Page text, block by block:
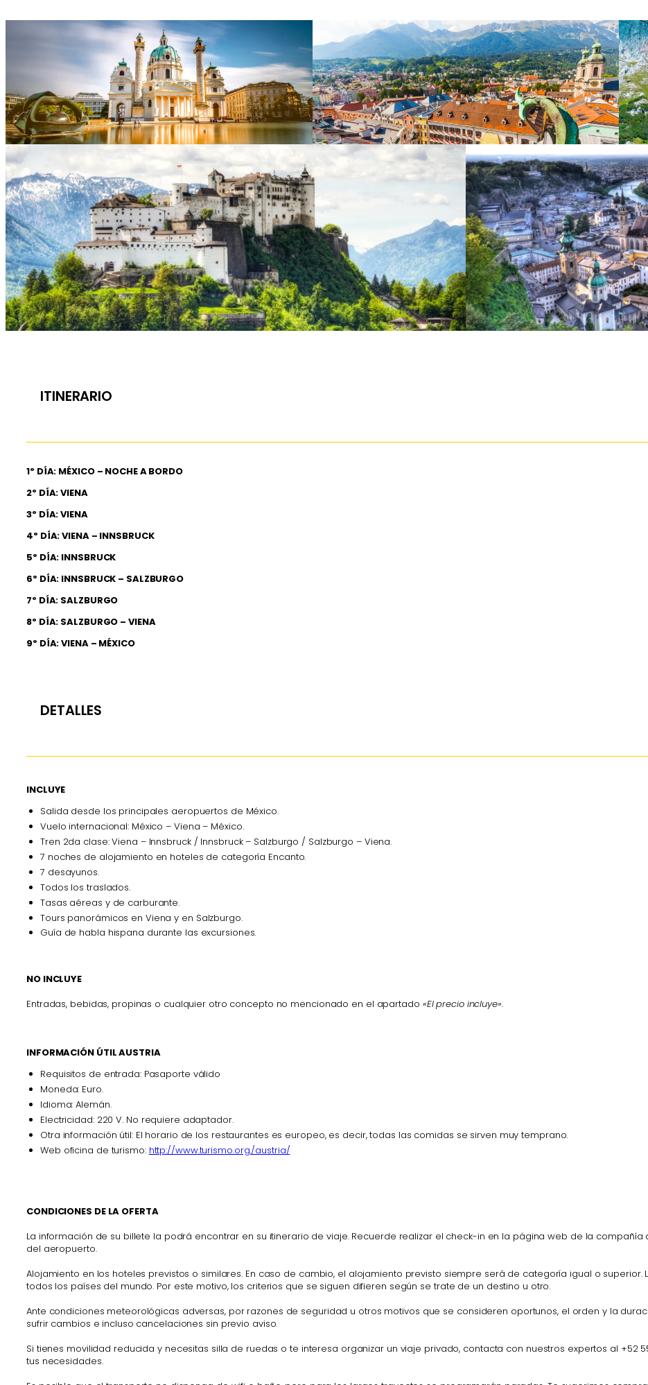
ITINERARIO
1º DÍA: MÉXICO – NOCHE A BORDO
2º DÍA: VIENA
3º DÍA: VIENA
4º DÍA: VIENA – INNSBRUCK
5º DÍA: INNSBRUCK
6º DÍA: INNSBRUCK – SALZBURGO
7º DÍA: SALZBURGO
8º DÍA: SALZBURGO – VIENA
9º DÍA: VIENA – MÉXICO
DETALLES
INCLUYE
Salida desde los principales aeropuertos de México.
Vuelo internacional: México – Viena – México.
Tren 2da clase: Viena – Innsbruck / Innsbruck – Salzburgo / Salzburgo – Viena.
7 noches de alojamiento en hoteles de categoría Encanto.
7 desayunos.
Todos los traslados.
Tasas aéreas y de carburante.
Tours panorámicos en Viena y en Salzburgo.
Guía de habla hispana durante las excursiones.
NO INCLUYE
Entradas, bebidas, propinas o cualquier otro concepto no mencionado en el apartado «El precio incluye».
INFORMACIÓN ÚTIL AUSTRIA
Requisitos de entrada: Pasaporte válido
Moneda: Euro.
Idioma: Alemán.
Electricidad: 220 V. No requiere adaptador.
Otra información útil: El horario de los restaurantes es europeo, es decir, todas las comidas se sirven muy temprano.
Web oficina de turismo: http://www.turismo.org./austria/
CONDICIONES DE LA OFERTA
La información de su billete la podrá encontrar en su itinerario de viaje. Recuerde realizar el check-in en la página web de la
del aeropuerto.
Alojamiento en los hoteles previstos o similares. En caso de cambio, el alojamiento previsto siempre será de categoría igual o
todos los países del mundo. Por este motivo, los criterios que se siguen difieren según se trate de un destino u otro.
Ante condiciones meteorológicas adversas, por razones de seguridad u otros motivos que se consideren oportunos, el orden y la
sufrir cambios e incluso cancelaciones sin previo aviso.
Si tienes movilidad reducida y necesitas silla de ruedas o te interesa organizar un viaje privado, contacta con nuestros expertos al +52
tus necesidades.